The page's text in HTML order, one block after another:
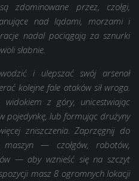
zdominowane przez, czołgi,
nad lądami, morzami i
nadal pociągają za sznurki
słabnie.
i ulepszać swój arsenał
kolejne fale ataków sił wroga.
widokiem z góry, unicestwiając
pojedynkę, lub formując drużyny
zniszczenia. Zaprzęgnij do
maszyn — czołgów, robotów,
— aby wznieść się na szczyt
masz 8 ogromnych lokacji